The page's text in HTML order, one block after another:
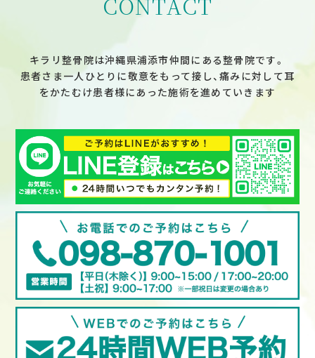
キラリ整骨院は沖縄県浦添市仲間にある整骨院です。
患者さま一人ひとりに敬意をもって接し、痛みに対して耳
をかたむけ患者様にあった施術を進めていきます